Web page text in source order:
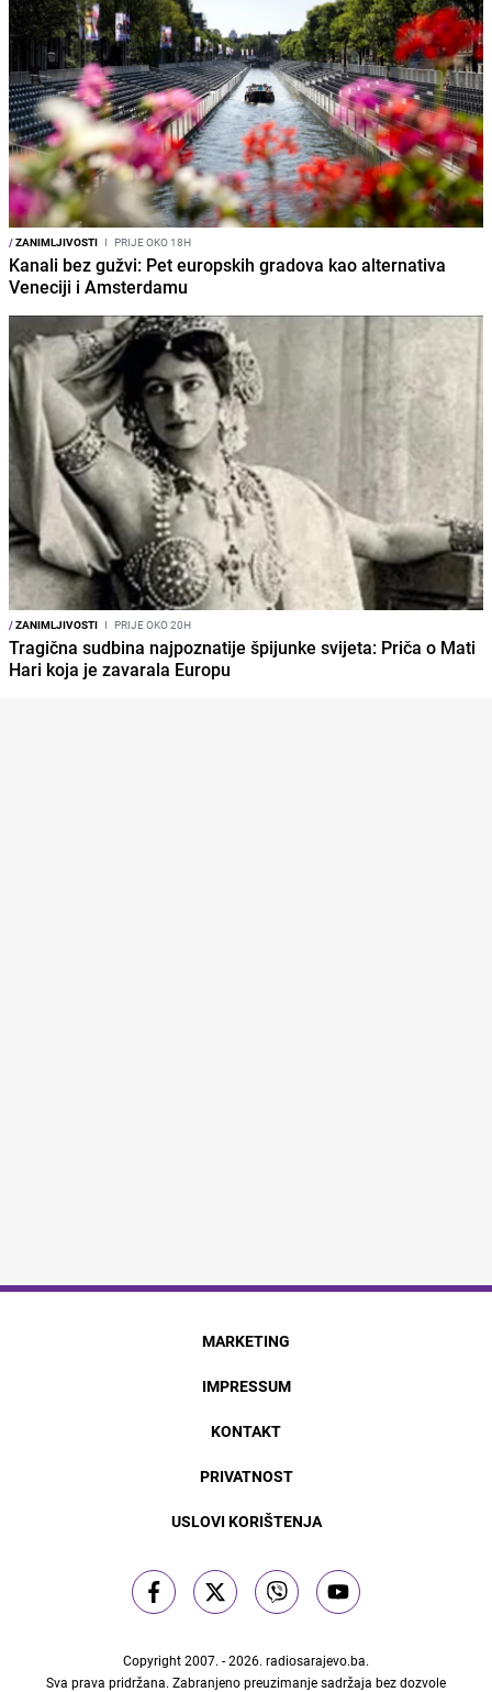
/ZANIMLJIVOSTI I PRIJE OKO 18H
Kanali bez gužvi: Pet europskih gradova kao alternativa
Veneciji i Amsterdamu
/ZANIMLJIVOSTI I PRIJE OKO 20H
Tragična sudbina najpoznatije špijunke svijeta: Priča o Mati
Hari koja je zavarala Europu
MARKETING
IMPRESSUM
KONTAKT
PRIVATNOST
USLOVI KORIŠTENJA
Copyright 2007. - 2026. radiosarajevo.ba.
Sva prava pridržana. Zabranjeno preuzimanje sadržaja bez dozvole